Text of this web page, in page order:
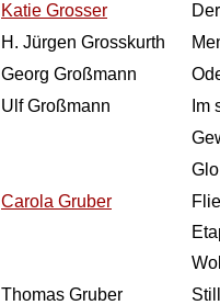
Katie Grosser
H. Jürgen Grosskurth
Georg Großmann
Ulf Großmann
Im
Carola Gruber
Thomas Gruber